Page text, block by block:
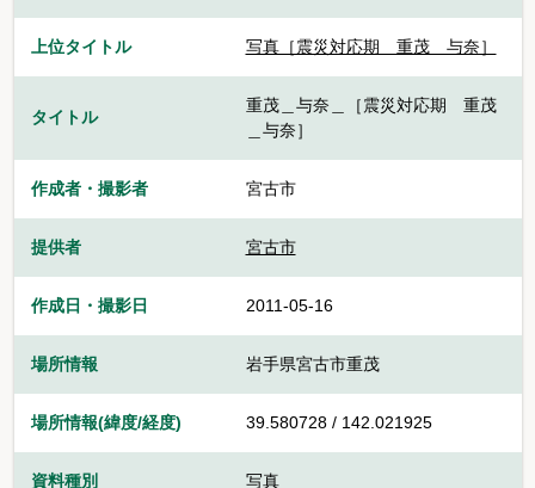
上位タイトル 写真［震災対応期 重茂＿与奈］
タイトル
重茂＿与奈＿［震災対応期 重茂
＿与奈］
作成者・撮影者 宮古市
提供者 宮古市
作成日・撮影日 2011-05-16
場所情報 岩手県宮古市重茂
場所情報(緯度/経度) 39.580728 / 142.021925
資料種別 写真